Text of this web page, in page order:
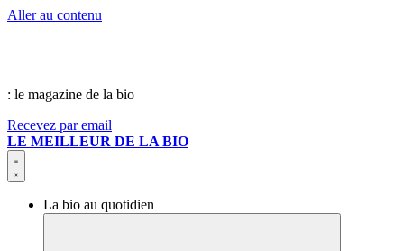
Aller au contenu
: le magazine de la bio
Recevez par email
LE MEILLEUR DE LA BIO
La bio au quotidien